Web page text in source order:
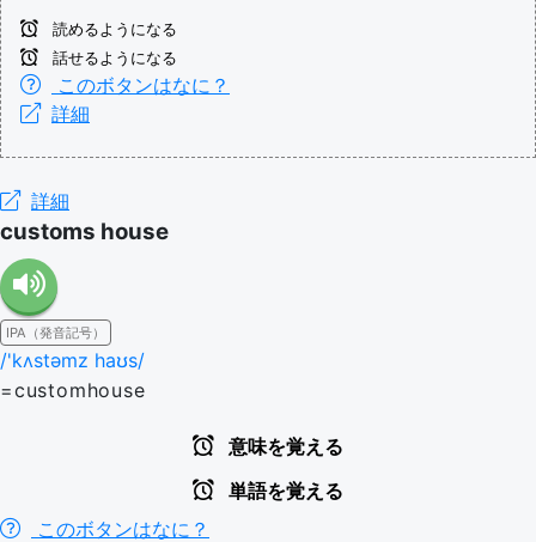
読めるようになる
話せるようになる
このボタンはなに？
詳細
詳細
customs house
IPA（発音記号）
/'kʌstəmz haʊs/
=customhouse
意味を覚える
単語を覚える
このボタンはなに？